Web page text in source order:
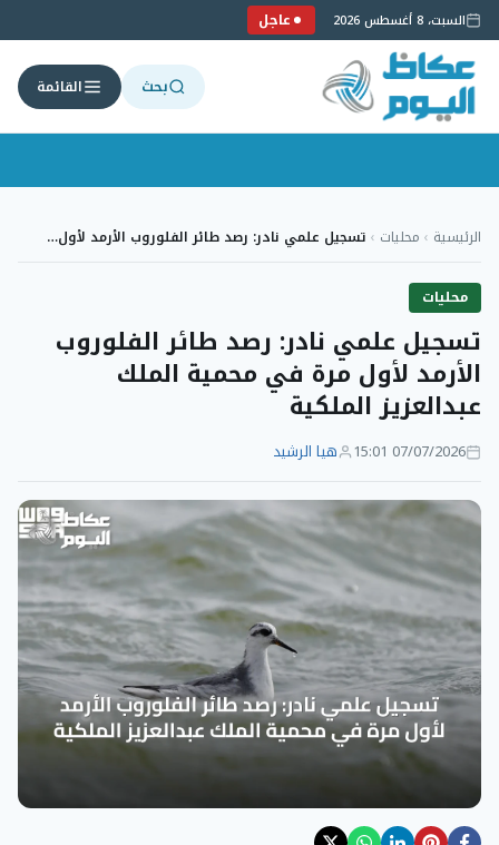
السبت، 8 أغسطس 2026 عاجل
بحث القائمة
إلىالرئيسية › محليات › تسجيل علمي نادر: رصد طائر الفلوروب الأرمد لأول…
محليات
تسجيل علمي نادر: رصد طائر الفلوروب
الأرمد لأول مرة في محمية الملك
عبدالعزيز الملكية
07/07/2026 15:01 هيا الرشيد